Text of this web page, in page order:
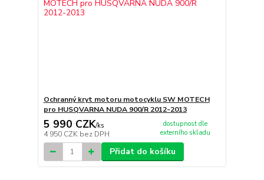
Ochranný kryt motoru motocyklu SW MOTECH
pro HUSQVARNA NUDA 900/R 2012-2013
5 990 CZK/ks
4 950 CZK bez DPH
dostupnost dle
externího skladu
Přidat do košíku